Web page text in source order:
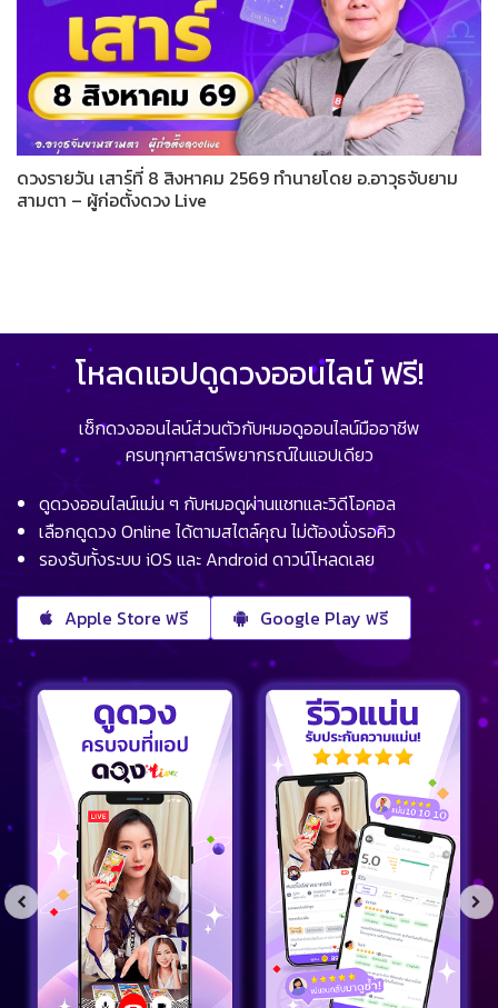
ดวงรายวัน เสาร์ที่ 8 สิงหาคม 2569 ทำนายโดย อ.อาวุธจับยาม
สามตา – ผู้ก่อตั้งดวง Live
โหลดแอปดูดวงออนไลน์ ฟรี!
เช็กดวงออนไลน์ส่วนตัวกับหมอดูออนไลน์มืออาชีพ
ครบทุกศาสตร์พยากรณ์ในแอปเดียว
ดูดวงออนไลน์แม่น ๆ กับหมอดูผ่านแชทและวิดีโอคอล
เลือกดูดวง Online ได้ตามสไตล์คุณ ไม่ต้องนั่งรอคิว
รองรับทั้งระบบ iOS และ Android ดาวน์โหลดเลย
Apple Store ฟรี Google Play ฟรี